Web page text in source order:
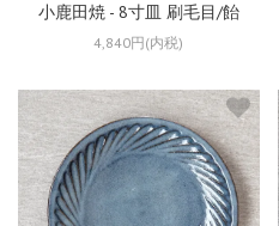
小鹿田焼 - 8寸皿 刷毛目/飴
4,840円(内税)